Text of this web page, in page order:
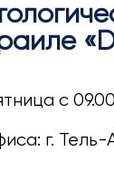
с
г. Тель-